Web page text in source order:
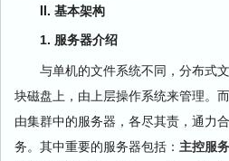
II. 基本架构
1. 服务器介绍
与单机的文件系统不同，分布式
块磁盘上，由上层操作系统来管理。
由集群中的服务器，各尽其责，通力
务。其中重要的服务器包括： 主控服